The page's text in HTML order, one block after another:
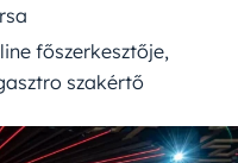
főszerkesztője,
szakértő